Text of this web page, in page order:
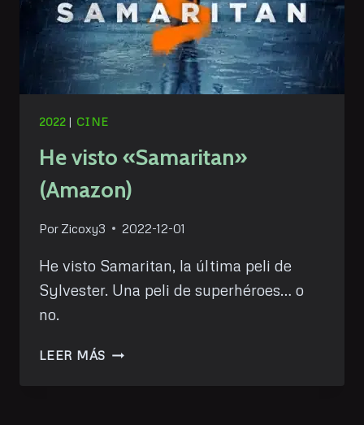
2022| CINE
He visto «Samaritan»
(Amazon)
Por Zicoxy3 2022-12-01
He visto Samaritan, la última peli de
Sylvester. Una peli de superhéroes… o
no.
LEER MÁS HE